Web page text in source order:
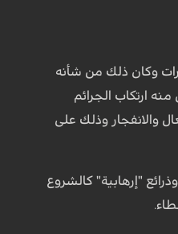
حريقا في الإطارات وكان ذلك من شأنه
ارتكاب الجرائم
والانفجار وذلك على
"إرهابية" كالشروع